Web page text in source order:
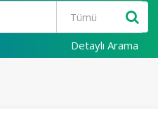
Detaylı Arama